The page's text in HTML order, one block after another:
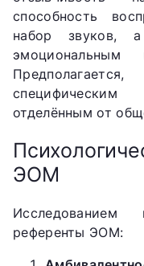
способность
набор звуков,
отделённым от
ЭОМ
Исследованием
референты ЭОМ: